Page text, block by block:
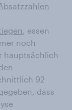
, essen
noch
hauptsächlich
92
dass